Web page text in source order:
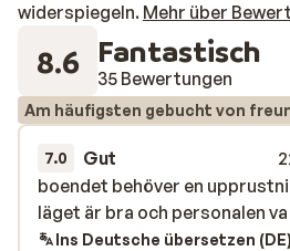
widerspiegeln. Mehr über
8.6 Fantastisch
35 Bewertungen
Am häufigsten gebucht von
7.0 Gut
boendet behöver en
läget är bra och personalen
boendet behöver en
läget är bra och personalen
Ins Deutsche übersetzen (DE)